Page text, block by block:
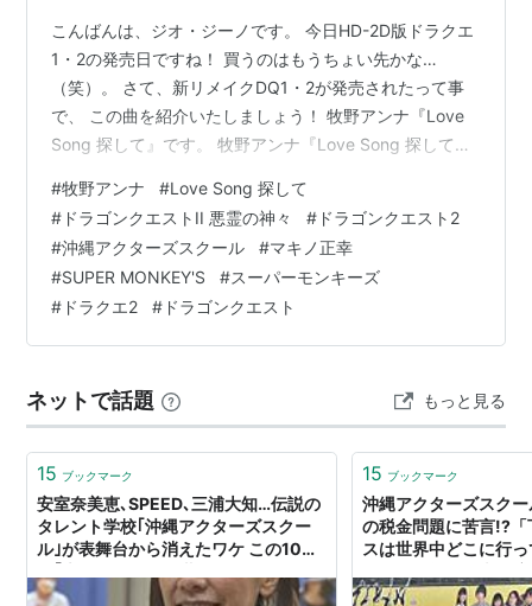
こんばんは、ジオ・ジーノです。 今日HD-2D版ドラクエ
1・2の発売日ですね！ 買うのはもうちょい先かな…
（笑）。 さて、新リメイクDQ1・2が発売されたって事
で、 この曲を紹介いたしましょう！ 牧野アンナ『Love
Song 探して』です。 牧野アンナ『Love Song 探して』
アンナ先生のソロ歌唱映像です^^
#牧野アンナ #Love Song 探して
# ドラゴンクエストII 悪霊の神々 # ドラゴンクエスト2
#沖縄アクターズスクール #マキノ正幸
#SUPER MONKEY'S #スーパーモンキーズ
# ドラクエ2 # ドラゴンクエスト
ネットで話題 もっと見る
15 ブックマーク
安室奈美恵､SPEED､三浦大知…伝説の
タレント学校｢沖縄アクターズスクー
ル｣が表舞台から消えたワケ この10月
15 ブックマーク
沖縄アクターズスク
の税金問題に苦言!?
スは世界中どこに行
スnwk